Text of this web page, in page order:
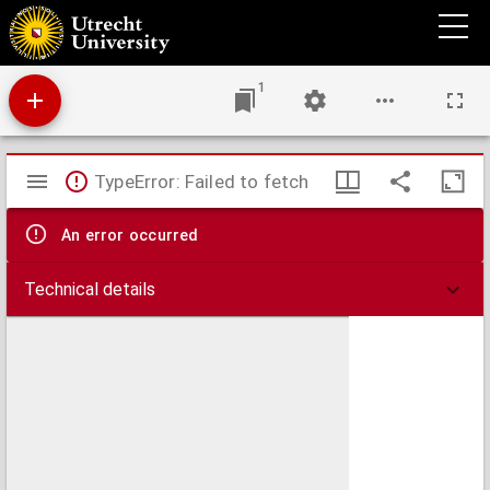
Zas van Gent met derzelver situatie ten opzigte van Axel, Philippine en den Austrischen
Polder, met derzelver neevens-liggende schorren van het Canis-vliet
1
Mirador
viewer
TypeError: Failed to fetch
An error occurred
Technical details